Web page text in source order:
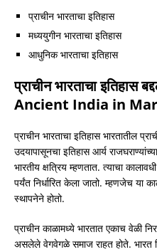
प्राचीन भारताचा इतिहास
मध्ययुगीन भारताचा इतिहास
आधुनिक भारताचा इतिहास
प्राचीनभारताचा इतिहास
Ancient India in
प्राचीन भारताचा इतिहास भारतातील
उदयापासूनचा इतिहास आर्य
भारतीय क्षत्रिय म्हणतात. त्याचा
पर्यंत निर्धारित केला जातो. म्हणजेच या
स्थापनेने होतो.
प्राचीन काळामध्ये भारतात एकाच वेळी
असलेले वेगवेगळे समाज राहत होते. भारत